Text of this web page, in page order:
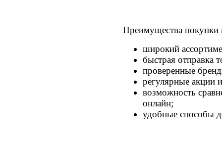
Преимущества
широкий
быстрая отправка
проверенные
регулярные акции
возможность
онлайн;
удобные способы